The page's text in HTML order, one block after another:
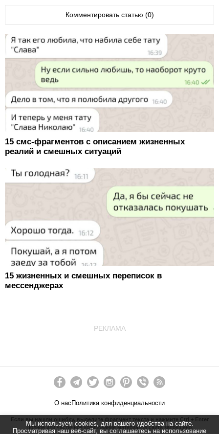
Мы используем cookies, для вашего удобства на сайте.
Просматривая наш веб-сайт, вы соглашаетесь на использование
Комментировать статью (0)
15 смс-фрагментов с описанием жизненных
реалий и смешных ситуаций
15 жизненных и смешных переписок в
мессенджерах
РЕКЛАМА
О насПолитика конфиденциальности
Если вы нашли ошибку, выделите фрагмент текста и нажмите Ctrl + Enter
Полное или частичное копирование материалов сайта запрещено.